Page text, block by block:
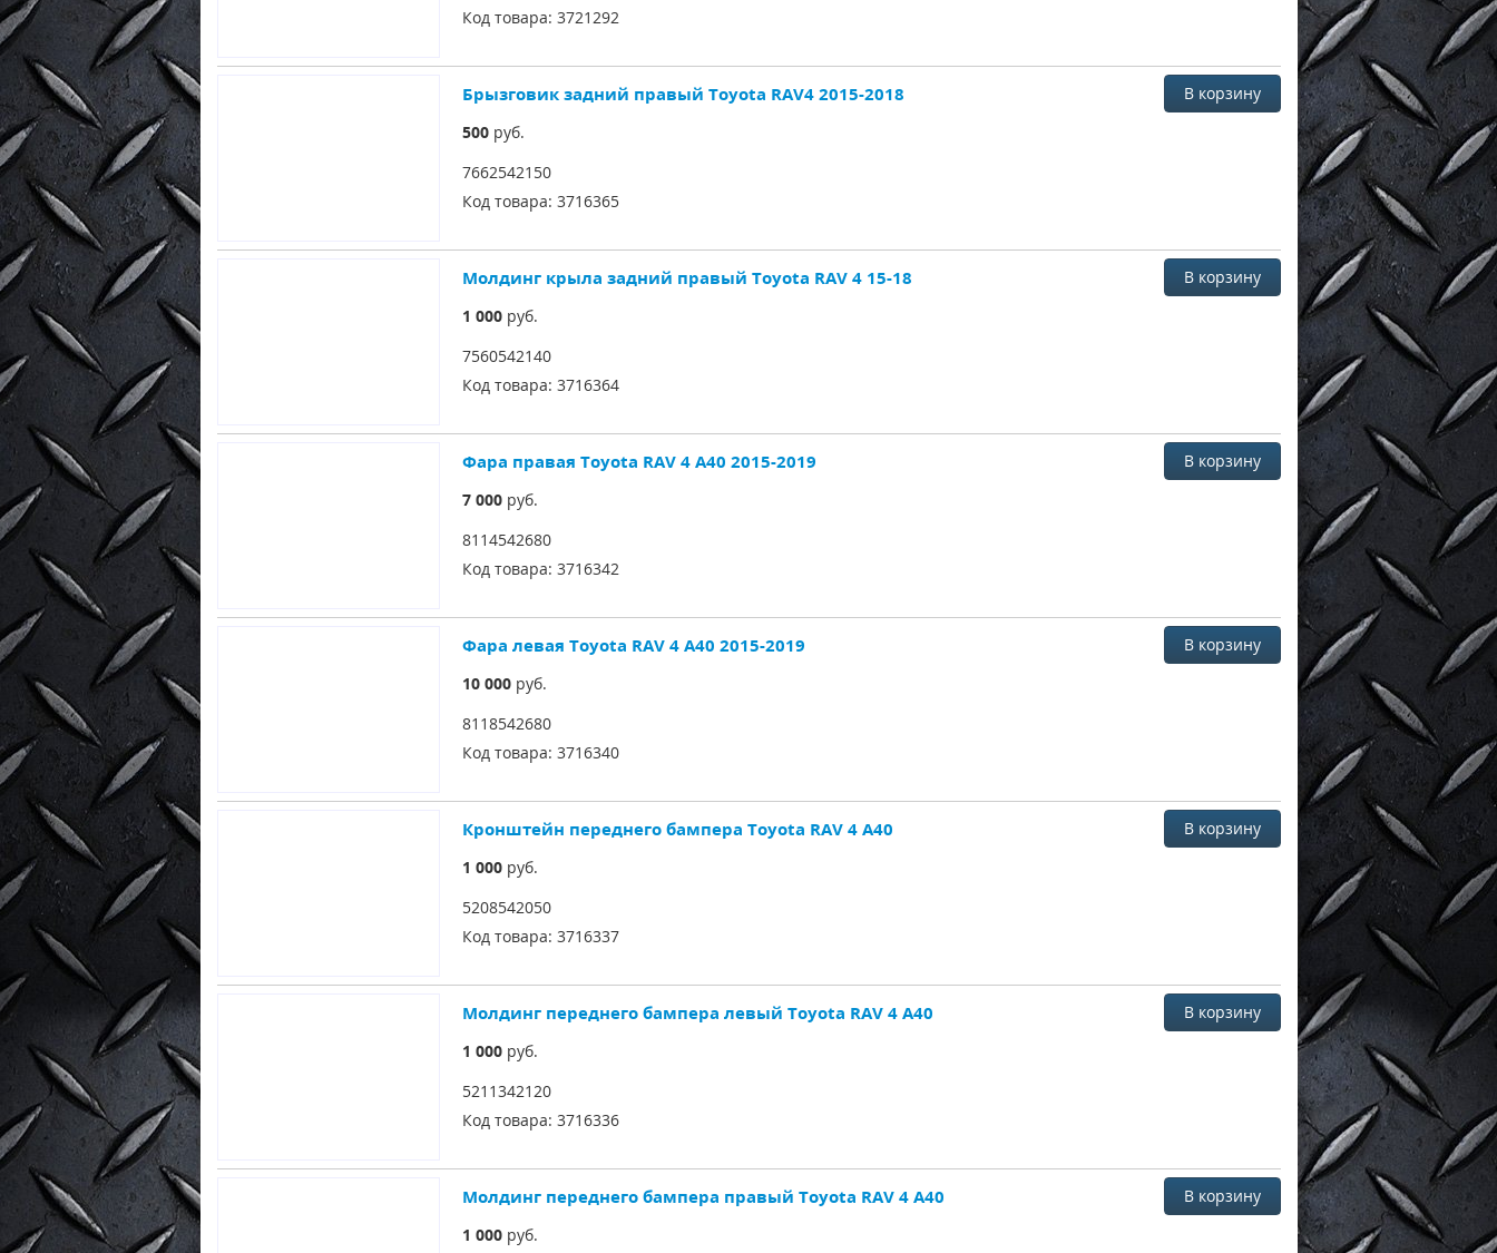
Код товара: 3721292
Брызговик задний правый Toyota RAV4 2015-2018
500руб.
7662542150
Код товара: 3716365
В корзину
Молдинг крыла задний правый Toyota RAV 4 15-18
1 000руб.
7560542140
Код товара: 3716364
В корзину
Фара правая Toyota RAV 4 A40 2015-2019
7 000руб.
8114542680
Код товара: 3716342
В корзину
Фара левая Toyota RAV 4 A40 2015-2019
10 000руб.
8118542680
Код товара: 3716340
В корзину
Кронштейн переднего бампера Toyota RAV 4 A40
1 000руб.
5208542050
Код товара: 3716337
В корзину
Молдинг переднего бампера левый Toyota RAV 4 A40
1 000руб.
5211342120
Код товара: 3716336
В корзину
Молдинг переднего бампера правый Toyota RAV 4 A40
1 000руб.
В корзину